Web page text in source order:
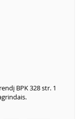
BPK 328 str. 1